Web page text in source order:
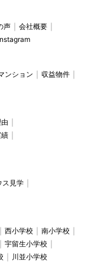
声
会社概要
ンション
収益物件
ス見学
西小学校
南小学校
宇留生小学校
川並小学校